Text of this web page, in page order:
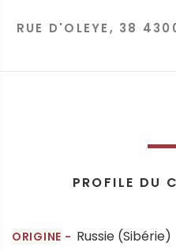
RUE D'OLEYE, 38
PROFILE DU
ORIGINE Russie (Sibérie)